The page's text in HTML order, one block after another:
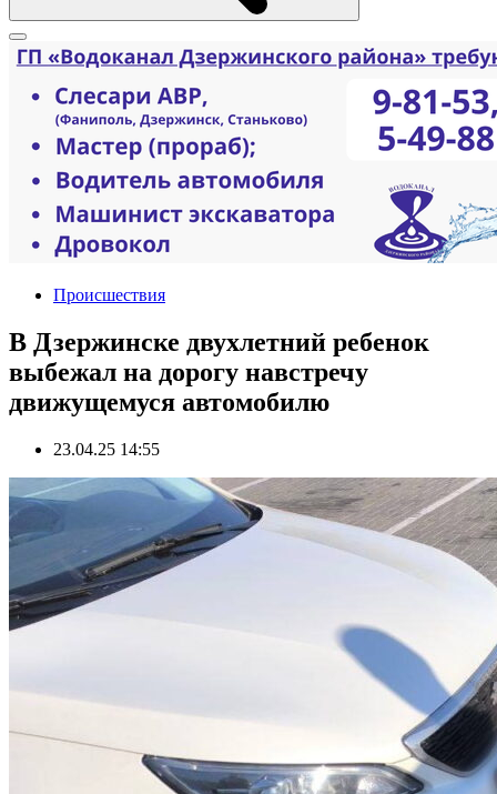
Происшествия
В Дзержинске двухлетний ребенок
выбежал на дорогу навстречу
движущемуся автомобилю
23.04.25 14:55